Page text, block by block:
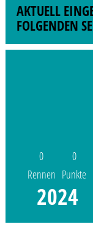
AKTUELL
FOLGENDEN
0
Rennen
0
Punkte
2024